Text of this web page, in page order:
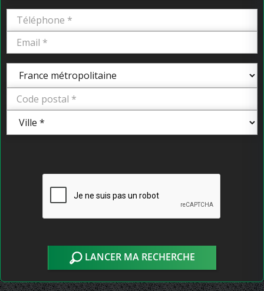
LANCER MA RECHERCHE